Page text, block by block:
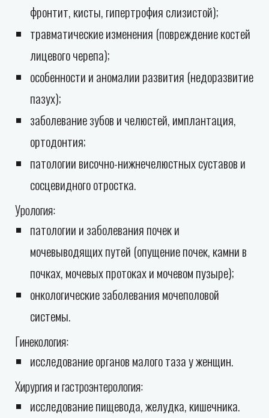
фронтит, кисты, гипертрофия слизистой);
травматические изменения (повреждение костей
лицевого черепа);
особенности и аномалии развития (недоразвитие
пазух);
заболевание зубов и челюстей, имплантация,
ортодонтия;
патологии височно-нижнечелюстных суставов и
сосцевидного отростка.
Урология:
патологии и заболевания почек и
мочевыводящих путей (опущение почек, камни в
почках, мочевых протоках и мочевом пузыре);
онкологические заболевания мочеполовой
системы.
Гинекология:
исследование органов малого таза у женщин.
Хирургия и гастроэнтерология:
исследование пищевода, желудка, кишечника.